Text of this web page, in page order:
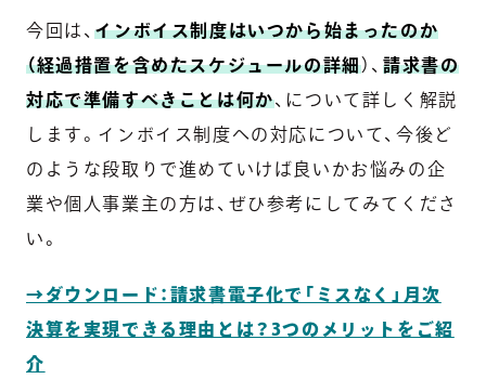
今回は、インボイス制度はいつから始まったのか
（経過措置を含めたスケジュールの詳細）、請求書の
対応で準備すべきことは何か、について詳しく解説
します。インボイス制度への対応について、今後ど
のような段取りで進めていけば良いかお悩みの企
業や個人事業主の方は、ぜひ参考にしてみてくださ
い。
→ダウンロード：請求書電子化で「ミスなく」月次
決算を実現できる理由とは？3つのメリットをご紹
介